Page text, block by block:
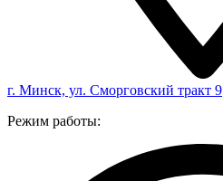
г. Минск, ул. Сморговский тракт 9
Режим работы: